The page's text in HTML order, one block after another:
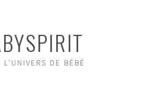
L'UNIVERS DE BÉBÉ